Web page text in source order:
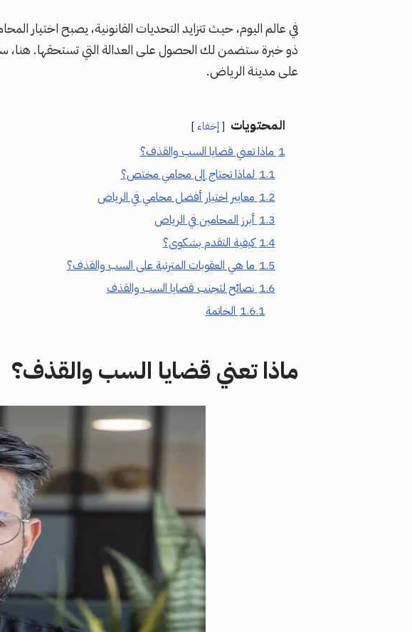
في عالم اليوم، حيث تتزايد التحديات القانونية، يصبح
ذو خبرة ستضمن لك الحصول على العدالة التي تستحقها.
على مدينة الرياض.
المحتويات إخفاء
1 ماذا تعني قضايا السب والقذف؟
1.1 لماذا تحتاج إلى محامي مختص؟
1.2 معايير اختيار أفضل محامي في الرياض
1.3 أبرز المحامين في الرياض
1.4 كيفية التقدم بشكوى؟
1.5 ما هي العقوبات المترتبة على السب والقذف؟
1.6 نصائح لتجنب قضايا السب والقذف
1.6.1 الخاتمة
ماذا تعني قضايا السب والقذف؟